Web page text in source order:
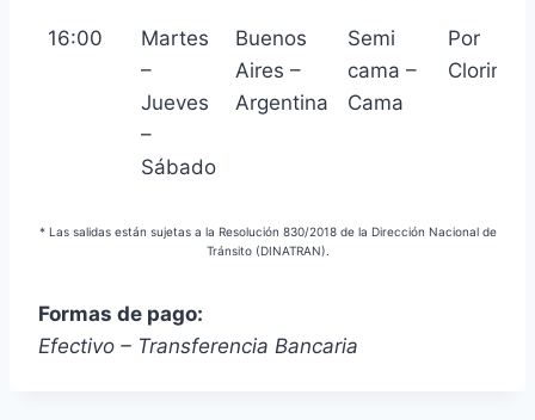
Horario Días Destino
Tipo de
Servicio
16:00
Martes
–
Jueves
–
Sábado
Buenos
Aires –
Argentina
Semi
cama –
Cama
Por
Clorinda
* Las salidas están sujetas a la Resolución 830/2018 de la Dirección Nacional de
Tránsito (DINATRAN).
Formas de pago:
Efectivo – Transferencia Bancaria